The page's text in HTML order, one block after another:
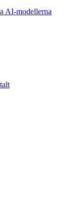
AI-modellerna